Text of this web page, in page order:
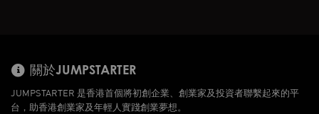
關於JUMPSTARTER
JUMPSTARTER 是香港首個將初創企業、創業家及投資者聯繫起來的平
台，助香港創業家及年輕人實踐創業夢想。